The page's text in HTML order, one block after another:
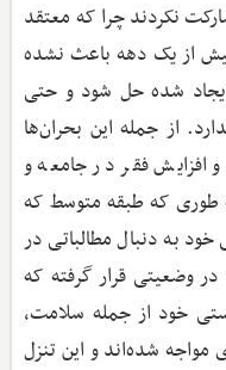
نکردند چرا که معتقد
از یک دهه باعث نشده
شده حل شود و حتی
از جمله این بحران‌ها
افزایش فقر در جامعه و
طوری که طبقه متوسط که
به دنبال مطالباتی در
وضعیتی قرار گرفته که
خود از جمله سلامت،
شده‌اند و این تنزل